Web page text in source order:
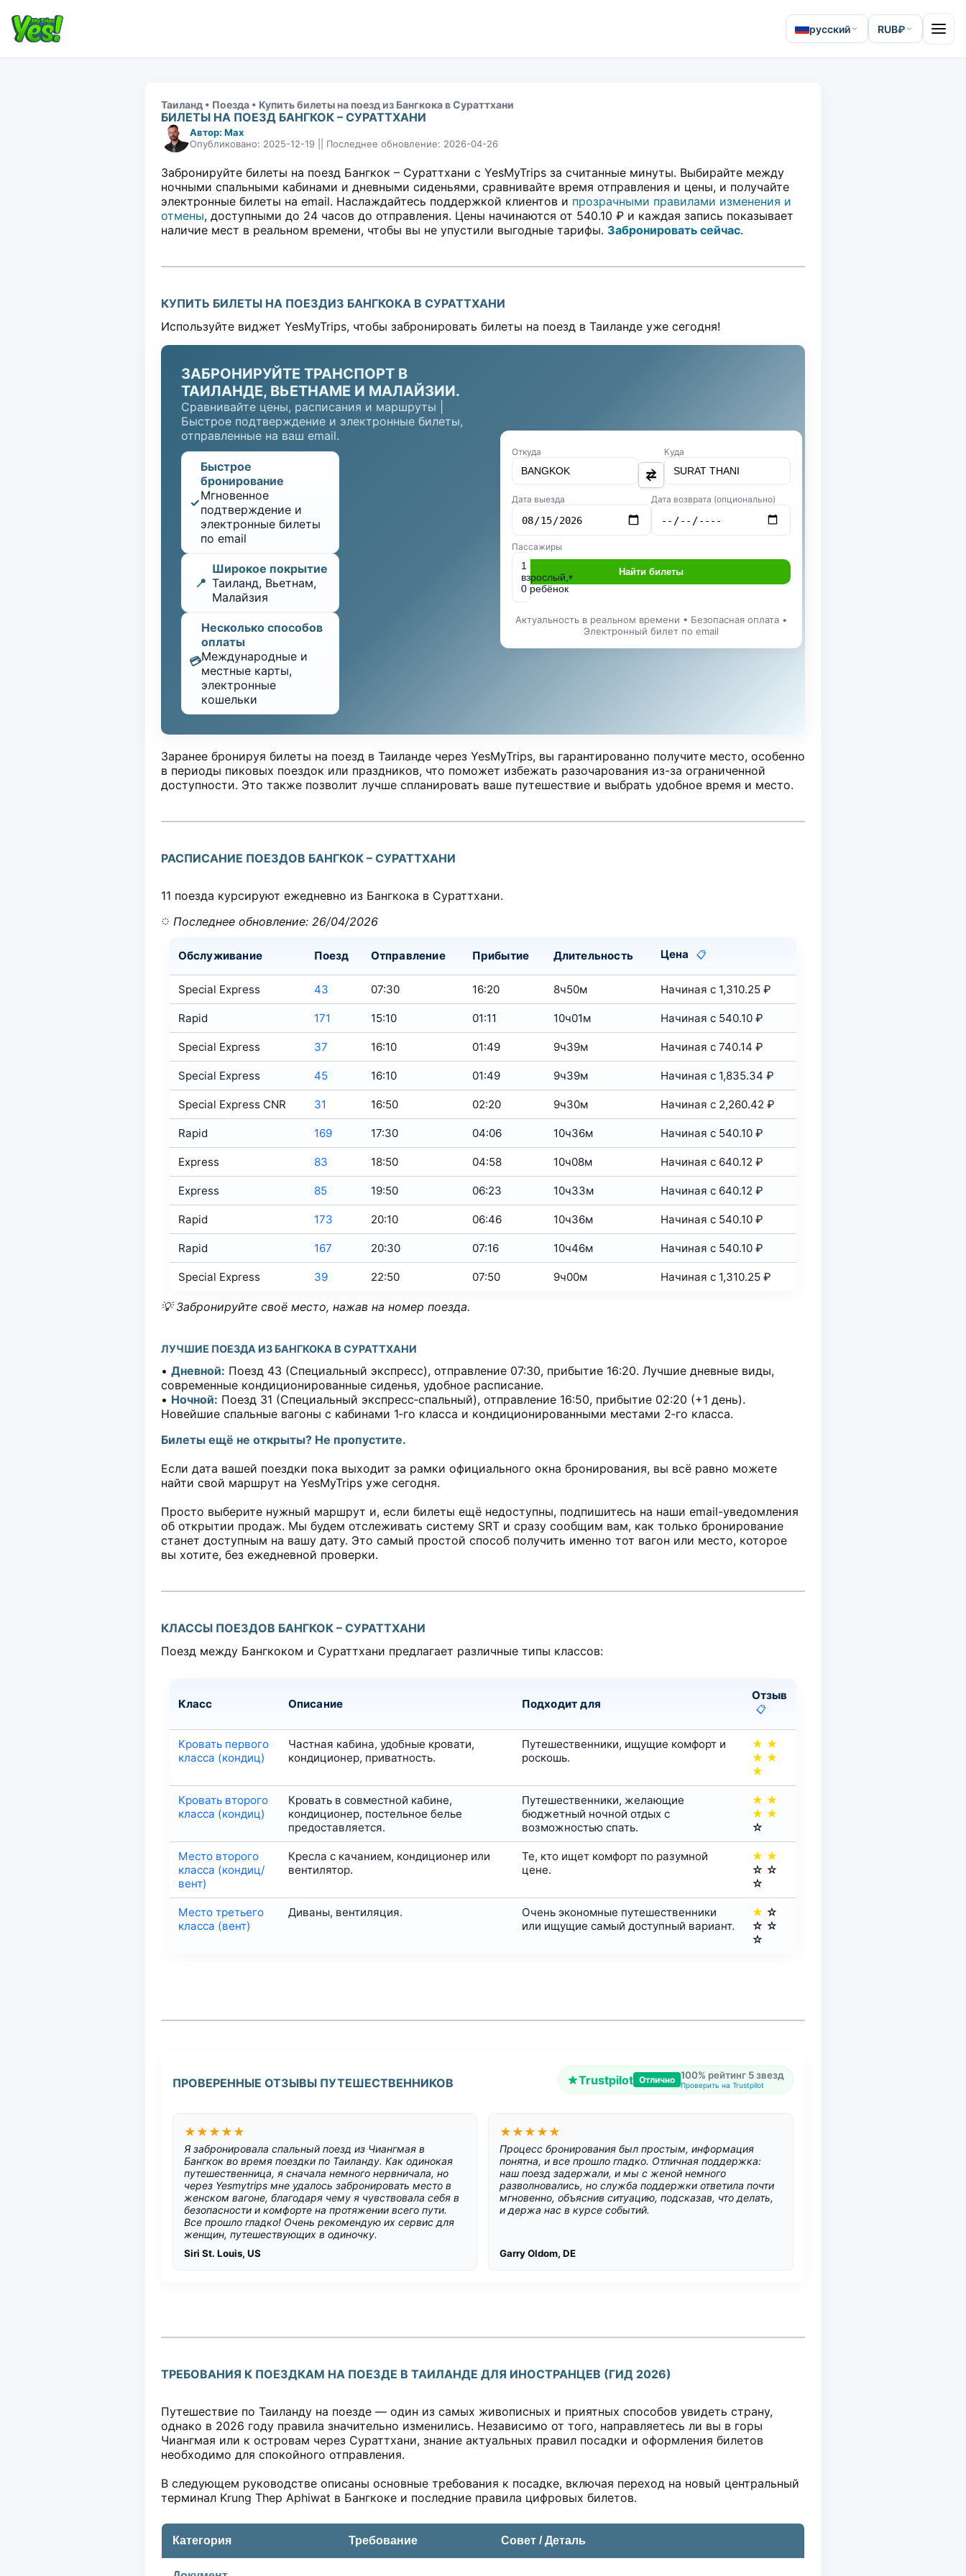
русский RUB₽ Open
Таиланд • Поезда • Купить билеты на поезд из Бангкока в Сураттхани
БИЛЕТЫ НА ПОЕЗД БАНГКОК – СУРАТТХАНИ
Автор: Max
Опубликовано: 2025-12-19 || Последнее обновление: 2026-04-26
Забронируйте билеты на поезд Бангкок – Сураттхани с YesMyTrips за считанные минуты. Выбирайте между
ночными спальными кабинами и дневными сиденьями, сравнивайте время отправления и цены, и получайте
электронные билеты на email. Наслаждайтесь поддержкой клиентов и прозрачными правилами изменения и
отмены, доступными до 24 часов до отправления. Цены начинаются от 540.10 ₽ и каждая запись показывает
наличие мест в реальном времени, чтобы вы не упустили выгодные тарифы. Забронировать сейчас.
КУПИТЬ БИЛЕТЫ НА ПОЕЗДИЗ БАНГКОКА В СУРАТТХАНИ
Используйте виджет YesMyTrips, чтобы забронировать билеты на поезд в Таиланде уже сегодня!
ЗАБРОНИРУЙТЕ ТРАНСПОРТ В
ТАИЛАНДЕ, ВЬЕТНАМЕ И МАЛАЙЗИИ.
Сравнивайте цены, расписания и маршруты |
Быстрое подтверждение и электронные билеты,
отправленные на ваш email.
✓
Быстрое
бронирование
Мгновенное
подтверждение и
электронные билеты
по email
📍
Широкое покрытие
Таиланд, Вьетнам,
Малайзия
💳
Несколько способов
оплаты
Международные и
местные карты,
электронные
кошельки
Откуда Куда
Дата выезда Дата возврата (опционально)
Пассажиры
1
взрослый,
0 ребёнок
▾ Найти билеты
Актуальность в реальном времени • Безопасная оплата •
Электронный билет по email
Заранее бронируя билеты на поезд в Таиланде через YesMyTrips, вы гарантированно получите место, особенно
в периоды пиковых поездок или праздников, что поможет избежать разочарования из-за ограниченной
доступности. Это также позволит лучше спланировать ваше путешествие и выбрать удобное время и место.
РАСПИСАНИЕ ПОЕЗДОВ БАНГКОК – СУРАТТХАНИ
11 поезда курсируют ежедневно из Бангкока в Сураттхани.
Последнее обновление: 26/04/2026
Обслуживание Поезд Отправление Прибытие Длительность Цена 📋
Special Express 43 07:30 16:20 8ч50м Начиная с 1,310.25 ₽
Rapid 171 15:10 01:11 10ч01м Начиная с 540.10 ₽
Special Express 37 16:10 01:49 9ч39м Начиная с 740.14 ₽
Special Express 45 16:10 01:49 9ч39м Начиная с 1,835.34 ₽
Special Express CNR 31 16:50 02:20 9ч30м Начиная с 2,260.42 ₽
Rapid 169 17:30 04:06 10ч36м Начиная с 540.10 ₽
Express 83 18:50 04:58 10ч08м Начиная с 640.12 ₽
Express 85 19:50 06:23 10ч33м Начиная с 640.12 ₽
Rapid 173 20:10 06:46 10ч36м Начиная с 540.10 ₽
Rapid 167 20:30 07:16 10ч46м Начиная с 540.10 ₽
Special Express 39 22:50 07:50 9ч00м Начиная с 1,310.25 ₽
💡 Забронируйте своё место, нажав на номер поезда.
ЛУЧШИЕ ПОЕЗДА ИЗ БАНГКОКА В СУРАТТХАНИ
• Дневной: Поезд 43 (Специальный экспресс), отправление 07:30, прибытие 16:20. Лучшие дневные виды,
современные кондиционированные сиденья, удобное расписание.
• Ночной: Поезд 31 (Специальный экспресс‑спальный), отправление 16:50, прибытие 02:20 (+1 день).
Новейшие спальные вагоны с кабинами 1‑го класса и кондиционированными местами 2‑го класса.
Билеты ещё не открыты? Не пропустите.
Если дата вашей поездки пока выходит за рамки официального окна бронирования, вы всё равно можете
найти свой маршрут на YesMyTrips уже сегодня.
Просто выберите нужный маршрут и, если билеты ещё недоступны, подпишитесь на наши email-уведомления
об открытии продаж. Мы будем отслеживать систему SRT и сразу сообщим вам, как только бронирование
станет доступным на вашу дату. Это самый простой способ получить именно тот вагон или место, которое
вы хотите, без ежедневной проверки.
КЛАССЫ ПОЕЗДОВ БАНГКОК – СУРАТТХАНИ
Поезд между Бангкоком и Сураттхани предлагает различные типы классов:
Класс Описание Подходит для
Отзыв
📋
Кровать первого
класса (кондиц)
Частная кабина, удобные кровати,
кондиционер, приватность.
Путешественники, ищущие комфорт и
роскошь.
★ ★
★ ★
★
Кровать второго
класса (кондиц)
Кровать в совместной кабине,
кондиционер, постельное белье
предоставляется.
Путешественники, желающие
бюджетный ночной отдых с
возможностью спать.
★ ★
★ ★
☆
Место второго
класса (кондиц/
вент)
Кресла с качанием, кондиционер или
вентилятор.
Те, кто ищет комфорт по разумной
цене.
★ ★
☆ ☆
☆
Место третьего
класса (вент)
Диваны, вентиляция.
Очень экономные путешественники
или ищущие самый доступный вариант.
★ ☆
☆ ☆
☆
ПРОВЕРЕННЫЕ ОТЗЫВЫ ПУТЕШЕСТВЕННИКОВ Trustpilot Отлично 100% рейтинг 5 звезд
Проверить на Trustpilot
★★★★★
Я забронировала спальный поезд из Чиангмая в
Бангкок во время поездки по Таиланду. Как одинокая
путешественница, я сначала немного нервничала, но
через Yesmytrips мне удалось забронировать место в
женском вагоне, благодаря чему я чувствовала себя в
безопасности и комфорте на протяжении всего пути.
Все прошло гладко! Очень рекомендую их сервис для
женщин, путешествующих в одиночку.
Siri St. Louis, US
★★★★★
Процесс бронирования был простым, информация
понятна, и все прошло гладко. Отличная поддержка:
наш поезд задержали, и мы с женой немного
разволновались, но служба поддержки ответила почти
мгновенно, объяснив ситуацию, подсказав, что делать,
и держа нас в курсе событий.
Garry Oldom, DE
ТРЕБОВАНИЯ К ПОЕЗДКАМ НА ПОЕЗДЕ В ТАИЛАНДЕ ДЛЯ ИНОСТРАНЦЕВ (ГИД 2026)
Путешествие по Таиланду на поезде — один из самых живописных и приятных способов увидеть страну,
однако в 2026 году правила значительно изменились. Независимо от того, направляетесь ли вы в горы
Чиангмая или к островам через Сураттхани, знание актуальных правил посадки и оформления билетов
необходимо для спокойного отправления.
В следующем руководстве описаны основные требования к посадке, включая переход на новый центральный
терминал Krung Thep Aphiwat в Бангкоке и последние правила цифровых билетов.
Категория Требование Совет / Деталь